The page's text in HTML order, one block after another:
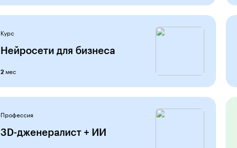
Курс
Нейросети для бизнеса
2 мес
Профессия
3D-дженералист + ИИ